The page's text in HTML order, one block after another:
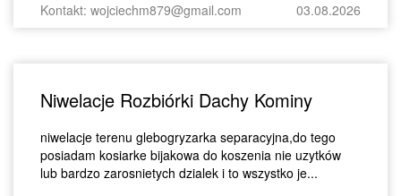
Kontakt: wojciechm879@gmail.com 03.08.2026
Niwelacje Rozbiórki Dachy Kominy
niwelacje terenu glebogryzarka separacyjna,do tego
posiadam kosiarke bijakowa do koszenia nie uzytków
lub bardzo zarosnietych dzialek i to wszystko je...